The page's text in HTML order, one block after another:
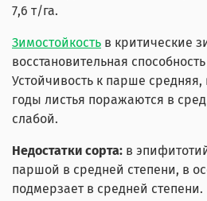
7,6 т/га.
Зимостойкость в критические
восстановительная
Устойчивость к парше
годы листья поражаются в
слабой.
Недостатки сорта: в
паршой в средней степени, в
подмерзает в средней степени.